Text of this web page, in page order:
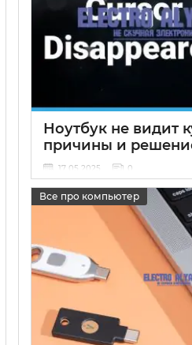
Ноутбук не видит
причины и
17 05 2025 0
Все про компьютер